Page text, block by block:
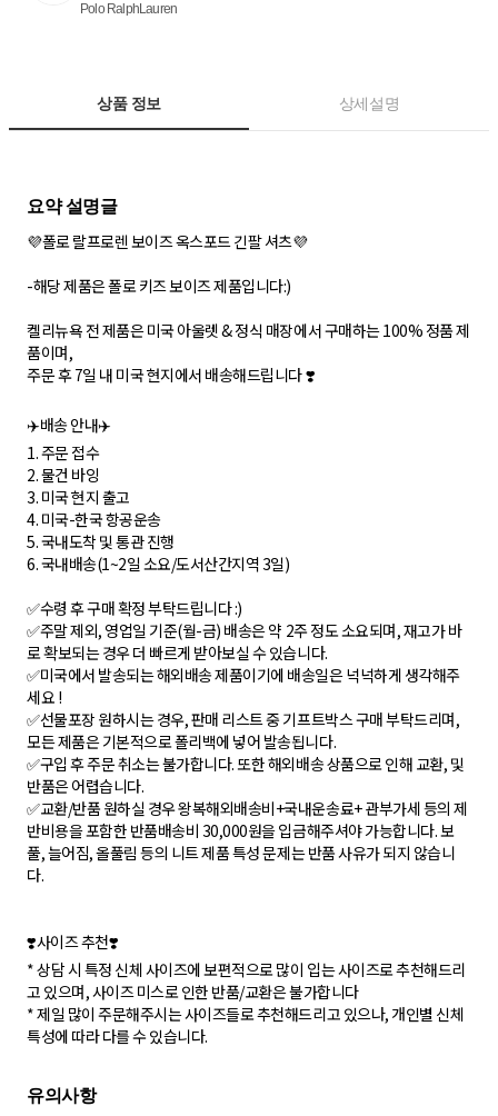
Polo RalphLauren
상품 정보 상세설명
요약 설명글
💜폴로 랄프로렌 보이즈 옥스포드 긴팔 셔츠💜
-해당 제품은 폴로 키즈 보이즈 제품입니다:)
켈리뉴욕 전 제품은 미국 아울렛 & 정식 매장에서 구매하는 100% 정품 제
품이며,
주문 후 7일 내 미국 현지에서 배송해드립니다 ❣️
✈️배송 안내✈️
1. 주문 접수
2. 물건 바잉
3. 미국 현지 출고
4. 미국-한국 항공운송
5. 국내도착 및 통관 진행
6. 국내배송(1~2일 소요/도서산간지역 3일)
✅수령 후 구매 확정 부탁드립니다 :)
✅주말 제외, 영업일 기준(월-금) 배송은 약 2주 정도 소요되며, 재고가 바
로 확보되는 경우 더 빠르게 받아보실 수 있습니다.
✅미국에서 발송되는 해외배송 제품이기에 배송일은 넉넉하게 생각해주
세요 !
✅선물포장 원하시는 경우, 판매 리스트 중 기프트박스 구매 부탁드리며,
모든 제품은 기본적으로 폴리백에 넣어 발송됩니다.
✅구입 후 주문 취소는 불가합니다. 또한 해외배송 상품으로 인해 교환, 및
반품은 어렵습니다.
✅교환/반품 원하실 경우 왕복해외배송비+국내운송료+ 관부가세 등의 제
반비용을 포함한 반품배송비 30,000원을 입금해주셔야 가능합니다. 보
풀, 늘어짐, 올풀림 등의 니트 제품 특성 문제는 반품 사유가 되지 않습니
다.
❣️사이즈 추천❣️
* 상담 시 특정 신체 사이즈에 보편적으로 많이 입는 사이즈로 추천해드리
고 있으며, 사이즈 미스로 인한 반품/교환은 불가합니다
* 제일 많이 주문해주시는 사이즈들로 추천해드리고 있으나, 개인별 신체
유의사항